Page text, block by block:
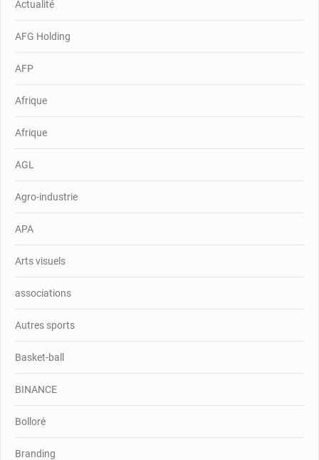
Actualité
AFG Holding
AFP
Afrique
Afrique
AGL
Agro-industrie
APA
Arts visuels
associations
Autres sports
Basket-ball
BINANCE
Bolloré
Branding